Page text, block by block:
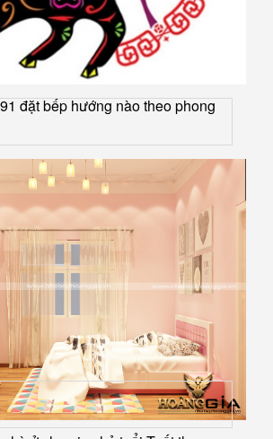
đặt bếp hướng nào theo phong